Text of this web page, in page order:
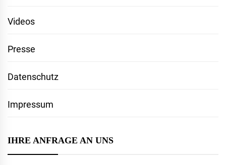
Videos
Presse
Datenschutz
Impressum
IHRE ANFRAGE AN UNS